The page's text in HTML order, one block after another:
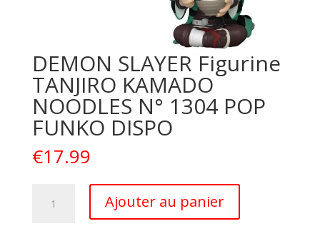
DEMON SLAYER Figurine
TANJIRO KAMADO
NOODLES N° 1304 POP
FUNKO DISPO
€17.99
Ajouter au panier